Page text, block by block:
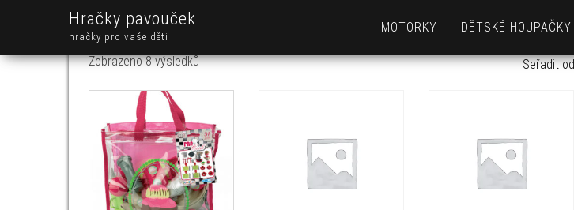
Hračky pavouček
hračky pro vaše děti
MOTORKY DĚTSKÉ HOUPAČKY
Zobrazeno 8 výsledkůSeřazeno od nejnovějších